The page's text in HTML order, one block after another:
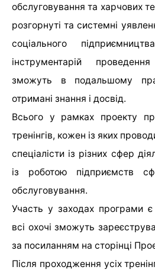
обслуговування та харчових
розгорнуті та системні
соціального
інструментарій
зможуть в подальшому
отримані знання і досвід.
Всього у рамках проекту
тренінгів, кожен із яких
спеціалісти із різних сфер
із роботою підприємств
обслуговування.
Участь у заходах програми
всі охочі зможуть
за посиланням на сторінці
Після проходження усіх